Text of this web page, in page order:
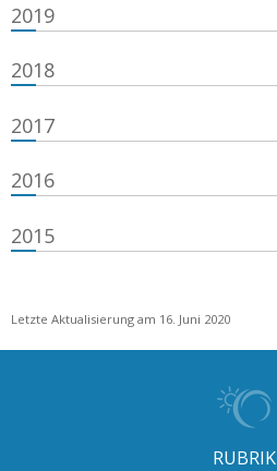
2019
2018
2017
2016
2015
Letzte Aktualisierung am 16. Juni 2020
RUBRIK